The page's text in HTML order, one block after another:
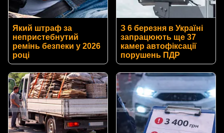
Який штраф за
непристебнутий
ремінь безпеки у 2026
році
З 6 березня в Україні
запрацюють ще 37
камер автофіксації
порушень ПДР